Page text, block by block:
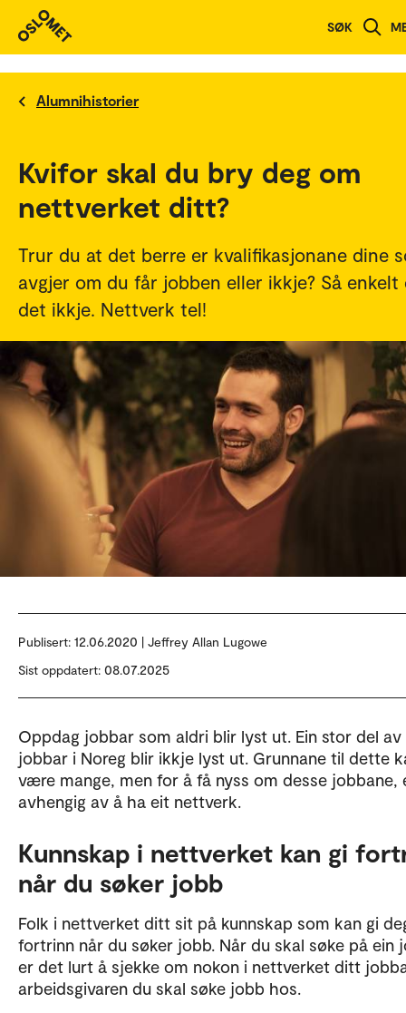
SØK
Alumnihistorier
Kvifor skal du bry deg om
nettverket ditt?
Trur du at det berre er kvalifikasjonane dine
avgjer om du får jobben eller ikkje? Så enkelt
det ikkje. Nettverk tel!
Publisert: 12.06.2020 | Jeffrey Allan Lugowe
Sist oppdatert: 08.07.2025
Oppdag jobbar som aldri blir lyst ut. Ein stor del av
jobbar i Noreg blir ikkje lyst ut. Grunnane til dette
være mange, men for å få nyss om desse jobbane,
avhengig av å ha eit nettverk.
Kunnskap i nettverket kan gi
når du søker jobb
Folk i nettverket ditt sit på kunnskap som kan gi
fortrinn når du søker jobb. Når du skal søke på ein
er det lurt å sjekke om nokon i nettverket ditt
arbeidsgivaren du skal søke jobb hos.